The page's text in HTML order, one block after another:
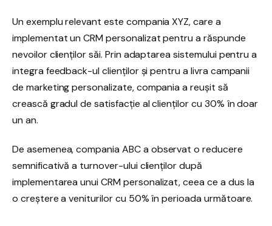
Un exemplu relevant este compania XYZ, care a
implementat un CRM personalizat pentru a răspunde
nevoilor clienților săi. Prin adaptarea sistemului pentru a
integra feedback-ul clienților și pentru a livra campanii
de marketing personalizate, compania a reușit să
crească gradul de satisfacție al clienților cu 30% în doar
un an.
De asemenea, compania ABC a observat o reducere
semnificativă a turnover-ului clienților după
implementarea unui CRM personalizat, ceea ce a dus la
o creștere a veniturilor cu 50% în perioada următoare.